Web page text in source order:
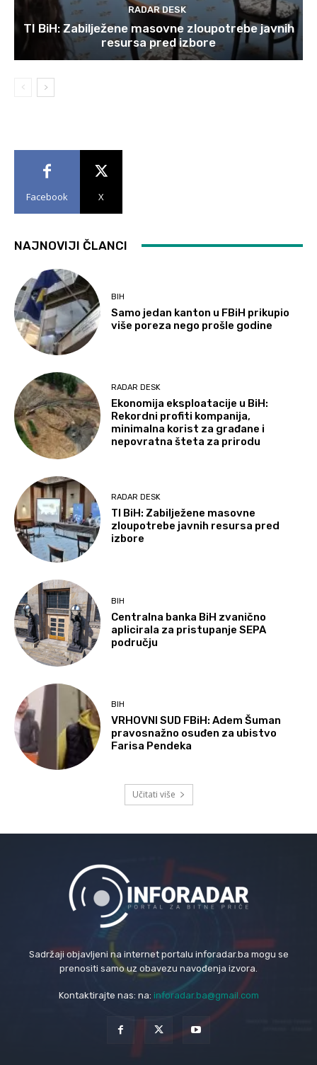
RADAR DESK
TI BiH: Zabilježene masovne zloupotrebe javnih
resursa pred izbore
Facebook X
NAJNOVIJI ČLANCI
BIH
Samo jedan kanton u FBiH prikupio
više poreza nego prošle godine
RADAR DESK
Ekonomija eksploatacije u BiH:
Rekordni profiti kompanija,
minimalna korist za građane i
nepovratna šteta za prirodu
RADAR DESK
TI BiH: Zabilježene masovne
zloupotrebe javnih resursa pred
izbore
BIH
Centralna banka BiH zvanično
aplicirala za pristupanje SEPA
području
BIH
VRHOVNI SUD FBiH: Adem Šuman
pravosnažno osuđen za ubistvo
Farisa Pendeka
Učitati više
Sadržaji objavljeni na internet portalu inforadar.ba mogu se
prenositi samo uz obavezu navođenja izvora.
Kontaktirajte nas: na: inforadar.ba@gmail.com